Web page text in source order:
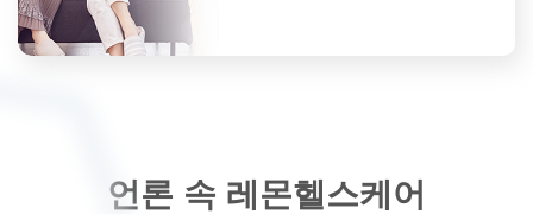
언론 속 레몬헬스케어